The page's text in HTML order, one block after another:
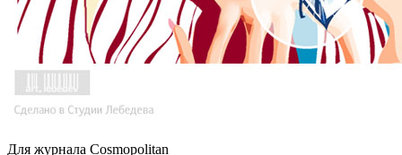
Для журнала Cosmopolitan